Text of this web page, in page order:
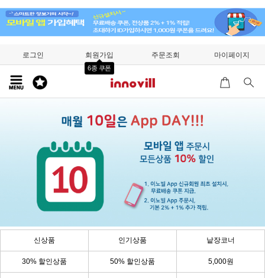
로그인 회원가입
6종 쿠폰
주문조회 마이페이지
신상품 인기상품 낱장코너
30% 할인상품 50% 할인상품 5,000원